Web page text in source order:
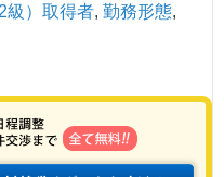
級）取得者, 勤務形態,